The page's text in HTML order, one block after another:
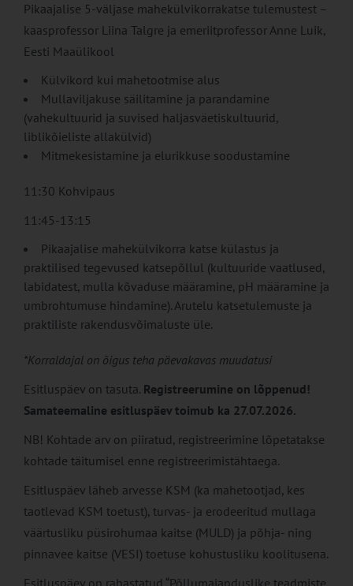
Pikaajalise 5-väljase mahekülvikorrakatse tulemustest –
kaasprofessor Liina Talgre ja emeriitprofessor Anne Luik,
Eesti Maaülikool
Külvikord kui mahetootmise alus
Mullaviljakuse säilitamine ja parandamine
(vahekultuurid ja suvised haljasväetiskultuurid,
liblikõieliste allakülvid)
Mitmekesistamine ja elurikkuse soodustamine
11:30 Kohvipaus
11:45-13:15
Pikaajalise mahekülvikorra katse külastus ja
praktilised tegevused katsepõllul (kultuuride vaatlused,
labidatest, mulla kõvaduse määramine, pH määramine ja
umbrohtumuse hindamine). Arutelu katsetulemuste ja
praktiliste rakendusvõimaluste üle.
*Korraldajal on õigus teha päevakavas muudatusi
Esitluspäev on tasuta. Registreerumine on lõppenud!
Samateemaline esitluspäev toimub ka 27.07.2026.
NB! Kohtade arv on piiratud, registreerimine lõpetatakse
kohtade täitumisel enne registreerimistähtaega.
Esitluspäev läheb arvesse KSM (ka mahetootjad, kes
taotlevad KSM toetust), turvas- ja erodeeritud mullaga
väärtusliku püsirohumaa kaitse (MULD) ja põhja- ning
pinnavee kaitse (VESI) toetuse kohustusliku koolitusena.